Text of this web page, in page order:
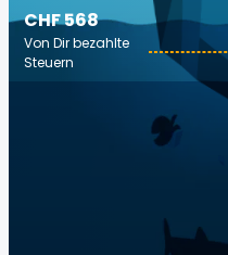
CHF 568
Von Dir bezahlte
Steuern